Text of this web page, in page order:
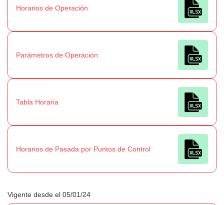
Horarios de Operación
Parámetros de Operación
Tabla Horaria
Horarios de Pasada por Puntos de Control
Vigente desde el 05/01/24